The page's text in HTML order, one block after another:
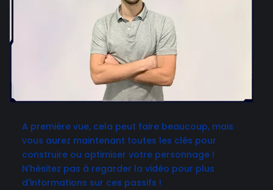
A première vue, cela peut faire beaucoup, mais
vous aurez maintenant toutes les clés pour
construire ou optimiser votre personnage !
N'hésitez pas à regarder la vidéo pour plus
d'informations sur ces passifs !